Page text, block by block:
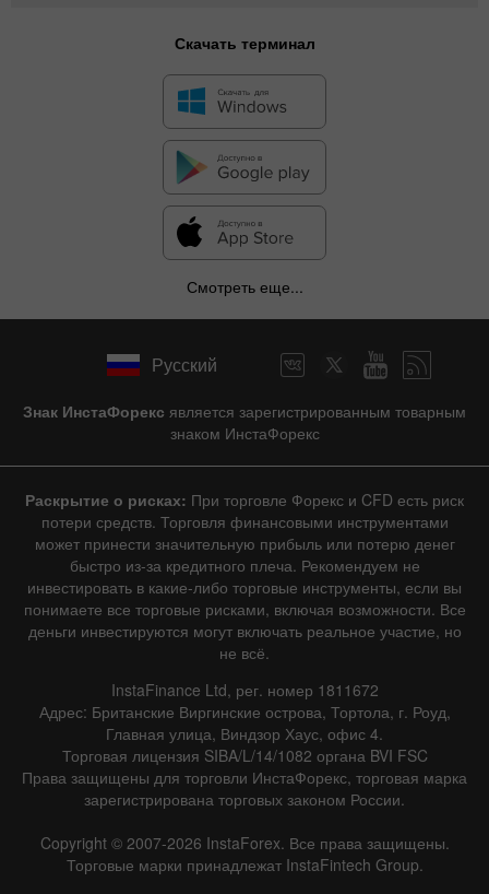
Скачать терминал
Смотреть еще...
Русский
Знак ИнстаФорекс является зарегистрированным товарным
знаком ИнстаФорекс
Раскрытие о рисках: При торговле Форекс и CFD есть риск
потери средств. Торговля финансовыми инструментами
может принести значительную прибыль или потерю денег
быстро из-за кредитного плеча. Рекомендуем не
инвестировать в какие-либо торговые инструменты, если вы
понимаете все торговые рисками, включая возможности. Все
деньги инвестируются могут включать реальное участие, но
не всё.
InstaFinance Ltd, рег. номер 1811672
Адрес: Британские Виргинские острова, Тортола, г. Роуд,
Главная улица, Виндзор Хаус, офис 4.
Торговая лицензия SIBA/L/14/1082 органа BVI FSC
Права защищены для торговли ИнстаФорекс, торговая марка
зарегистрирована торговых законом России.
Copyright © 2007-2026 InstaForex. Все права защищены.
Торговые марки принадлежат InstaFintech Group.